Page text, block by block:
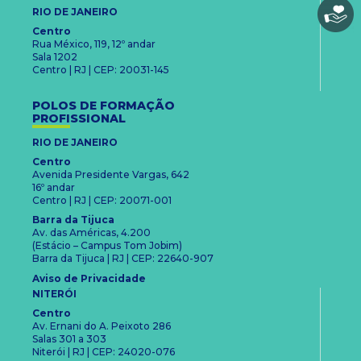
RIO DE JANEIRO
Centro
Rua México, 119, 12º andar
Sala 1202
Centro | RJ | CEP: 20031-145
POLOS DE FORMAÇÃO
PROFISSIONAL
RIO DE JANEIRO
Centro
Avenida Presidente Vargas, 642
16º andar
Centro | RJ | CEP: 20071-001
Barra da Tijuca
Av. das Américas, 4.200
(Estácio – Campus Tom Jobim)
Barra da Tijuca | RJ | CEP: 22640-907
Aviso de Privacidade
NITERÓI
Centro
Av. Ernani do A. Peixoto 286
Salas 301 a 303
Niterói | RJ | CEP: 24020-076